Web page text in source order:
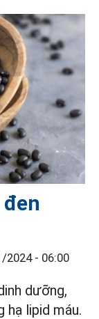
2024 - 06:00
dưỡng,
hạ lipid máu.